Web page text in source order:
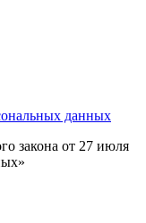
данных
закона от 27 июля